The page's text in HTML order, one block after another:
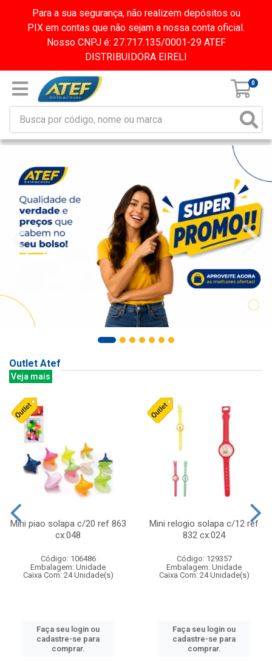
Para a sua segurança, não realizem depósitos ou
PIX em contas que não sejam a nossa conta oficial.
Nosso CNPJ é: 27.717.135/0001-29 ATEF
DISTRIBUIDORA EIRELI
0
Outlet Atef
Veja mais
Mini piao solapa c/20 ref 863
cx:048
Código: 106486
Embalagem: Unidade
Caixa Com: 24 Unidade(s)
Faça seu login ou
cadastre-se para
comprar.
Mini relogio solapa c/12 ref
832 cx:024
Código: 129357
Embalagem: Unidade
Caixa Com: 24 Unidade(s)
Faça seu login ou
cadastre-se para
comprar.